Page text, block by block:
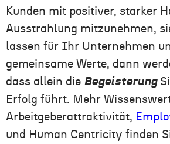
Kunden mit positiver, starker
Ausstrahlung mitzunehmen,
lassen für Ihr Unternehmen
gemeinsame Werte, dann
dass allein die Begeisterung
Erfolg führt. Mehr
Arbeitgeberattraktivität,
und Human Centricity finden